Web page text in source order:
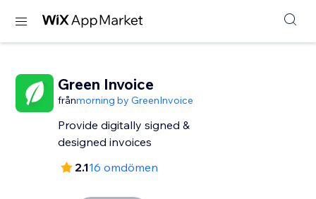
Green Invoice
frånmorning by GreenInvoice
Provide digitally signed &
designed invoices
2.116 omdömen